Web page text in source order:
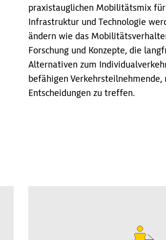
praxistauglichen Mobilitätsmix
Infrastruktur und Technologie
ändern wie das
Forschung und Konzepte, die
Alternativen zum
befähigen Verkehrsteilnehmende,
Entscheidungen zu treffen.